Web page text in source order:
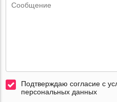
Подтверждаю согласие с
персональных данных